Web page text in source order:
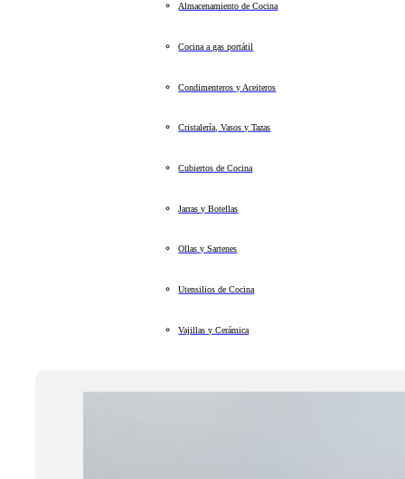
Almacenamiento de Cocina
Cocina a gas portátil
Condimenteros y Aceiteros
Cristalería, Vasos y Tazas
Cubiertos de Cocina
Jarras y Botellas
Ollas y Sartenes
Utensilios de Cocina
Vajillas y Cerámica